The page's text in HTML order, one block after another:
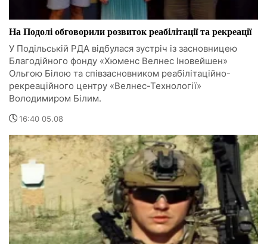
На Подолі обговорили розвиток реабілітації та рекреації
У Подільській РДА відбулася зустріч із засновницею
Благодійного фонду «Хюменс Велнес Іновейшен»
Ольгою Білою та співзасновником реабілітаційно-
рекреаційного центру «Велнес-Технології»
Володимиром Білим.
16:40 05.08